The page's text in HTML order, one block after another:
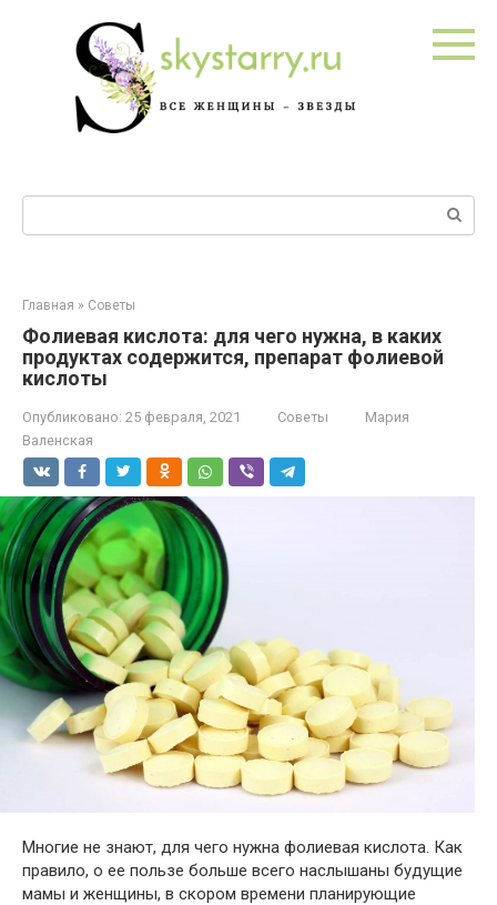
Поиск:
Главная » Советы
Фолиевая кислота: для чего нужна, в каких
продуктах содержится, препарат фолиевой
кислоты
Опубликовано: 25 февраля, 2021 Советы
Мария
Валенская
Многие не знают, для чего нужна фолиевая кислота. Как
правило, о ее пользе больше всего наслышаны будущие
мамы и женщины, в скором времени планирующие